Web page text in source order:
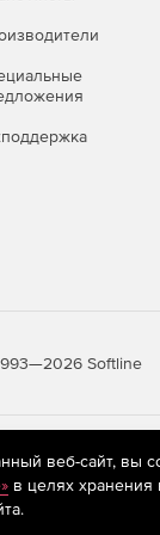
приобрести
дополнительно
экономичных
Softline
веб-сайт, вы
в целях хранения